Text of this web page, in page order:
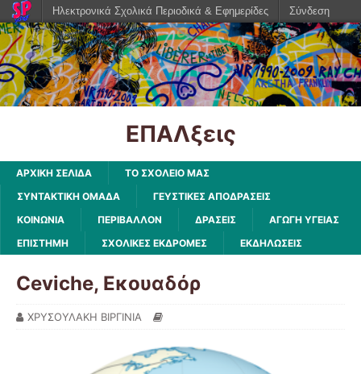
ΕΠΑΛξεις
ΑΡΧΙΚΗ ΣΕΛΙΔΑ
ΤΟ ΣΧΟΛΕΙΟ ΜΑΣ
ΣΥΝΤΑΚΤΙΚΗ ΟΜΑΔΑ
ΓΕΥΣΤΙΚΕΣ ΑΠΟΔΡΑΣΕΙΣ
ΚΟΙΝΩΝΙΑ
ΠΕΡΙΒΑΛΛΟΝ ΔΡΑΣΕΙΣ
ΑΓΩΓΗ ΥΓΕΙΑΣ
ΕΠΙΣΤΗΜΗ
ΣΧΟΛΙΚΕΣ ΕΚΔΡΟΜΕΣ ΕΚΔΗΛΩΣΕΙΣ
Ceviche, Εκουαδόρ
ΧΡΥΣΟΥΛΑΚΗ ΒΙΡΓΙΝΙΑ
Ηλεκτρονικά Σχολικά Περιοδικά & Εφημερίδες Σύνδεση